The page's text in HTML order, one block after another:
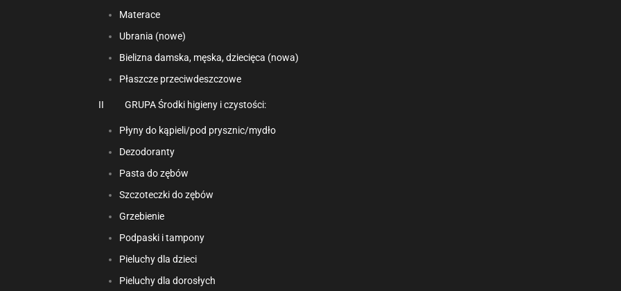
Materace
Ubrania (nowe)
Bielizna damska, męska, dziecięca (nowa)
Płaszcze przeciwdeszczowe
II GRUPA Środki higieny i czystości:
Płyny do kąpieli/pod prysznic/mydło
Dezodoranty
Pasta do zębów
Szczoteczki do zębów
Grzebienie
Podpaski i tampony
Pieluchy dla dzieci
Pieluchy dla dorosłych